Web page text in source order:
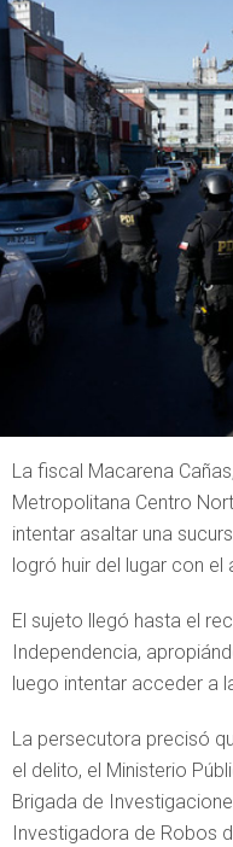
La fiscal Macarena
Metropolitana Centro
intentar asaltar una
logró huir del lugar con el
El sujeto llegó hasta el
Independencia,
luego intentar acceder a
La persecutora precisó
el delito, el Ministerio
Brigada de
Investigadora de Robos